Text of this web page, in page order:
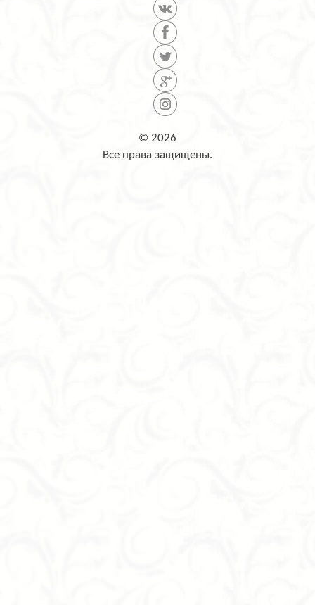
© 2026
Все права защищены.